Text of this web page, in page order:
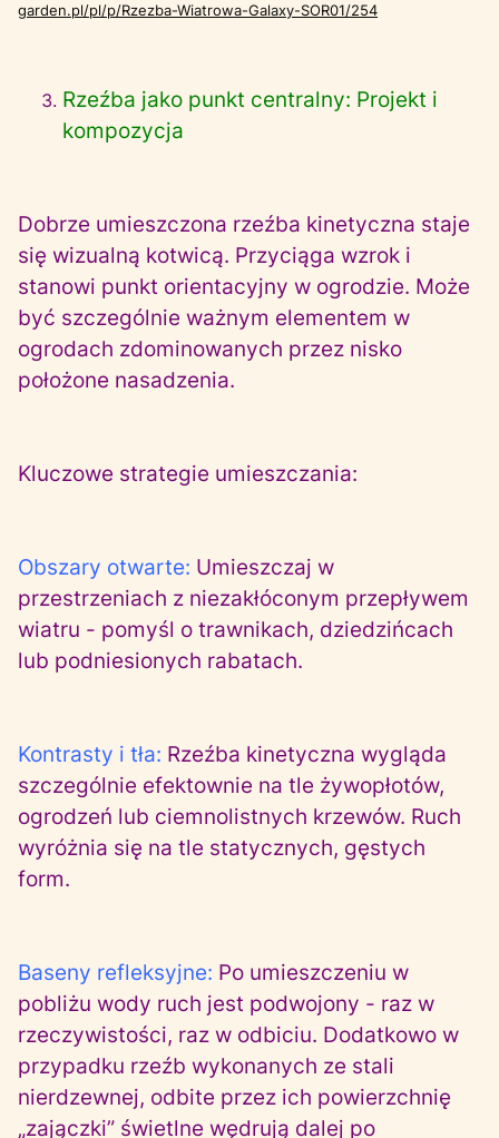
garden.pl/pl/p/Rzezba-Wiatrowa-Galaxy-SOR01/254
Rzeźba jako punkt centralny: Projekt i
kompozycja
Dobrze umieszczona rzeźba kinetyczna staje
się wizualną kotwicą. Przyciąga wzrok i
stanowi punkt orientacyjny w ogrodzie. Może
być szczególnie ważnym elementem w
ogrodach zdominowanych przez nisko
położone nasadzenia.
Kluczowe strategie umieszczania:
Obszary otwarte: Umieszczaj w
przestrzeniach z niezakłóconym przepływem
wiatru - pomyśl o trawnikach, dziedzińcach
lub podniesionych rabatach.
Kontrasty i tła: Rzeźba kinetyczna wygląda
szczególnie efektownie na tle żywopłotów,
ogrodzeń lub ciemnolistnych krzewów. Ruch
wyróżnia się na tle statycznych, gęstych
form.
Baseny refleksyjne: Po umieszczeniu w
pobliżu wody ruch jest podwojony - raz w
rzeczywistości, raz w odbiciu. Dodatkowo w
przypadku rzeźb wykonanych ze stali
nierdzewnej, odbite przez ich powierzchnię
„zajączki” świetlne wędrują dalej po